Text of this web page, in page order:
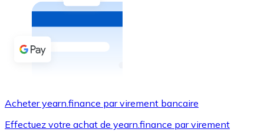
Achetez des cryptomonnaies en espèces et d'autres
Acheter avec espèces
Virement SEPA
Carte de crédit / débit
Acheter yearn.finance par virement bancaire
Effectuez votre achat de yearn.finance par virement